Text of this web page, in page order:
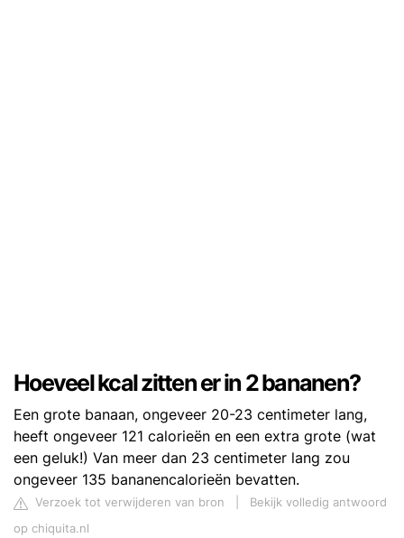
Hoeveel kcal zitten er in 2 bananen?
Een grote banaan, ongeveer 20-23 centimeter lang,
heeft ongeveer 121 calorieën en een extra grote (wat
een geluk!) Van meer dan 23 centimeter lang zou
ongeveer 135 bananencalorieën bevatten.
Verzoek tot verwijderen van bron
Bekijk volledig antwoord
op chiquita.nl